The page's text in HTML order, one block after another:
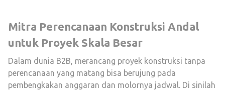
Mitra Perencanaan Konstruksi Andal
untuk Proyek Skala Besar
Dalam dunia B2B, merancang proyek konstruksi tanpa
perencanaan yang matang bisa berujung pada
pembengkakan anggaran dan molornya jadwal. Di sinilah